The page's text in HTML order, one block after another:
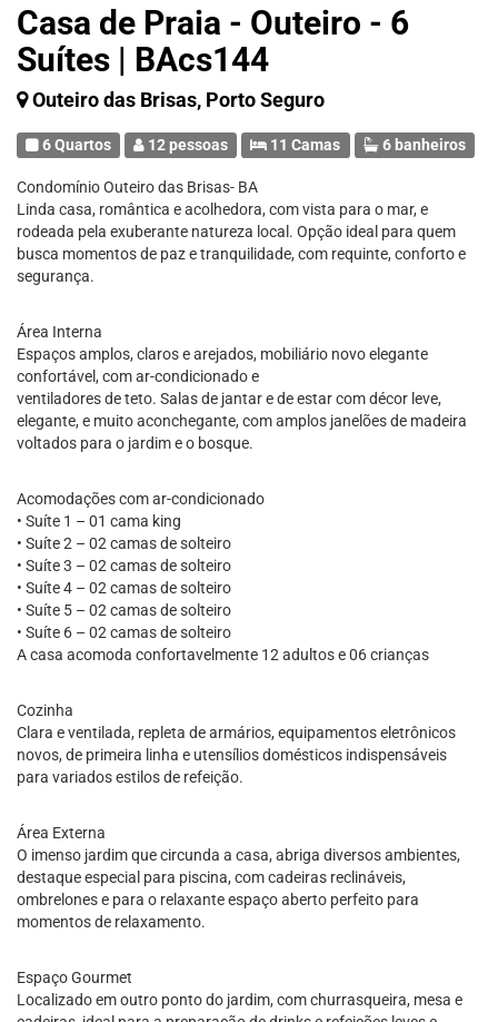
Casa de Praia - Outeiro - 6
Suítes | BAcs144
Outeiro das Brisas, Porto Seguro
6 Quartos 12 pessoas 11 Camas 6 banheiros
Condomínio Outeiro das Brisas- BA
Linda casa, romântica e acolhedora, com vista para o mar, e
rodeada pela exuberante natureza local. Opção ideal para quem
busca momentos de paz e tranquilidade, com requinte, conforto e
segurança.
Área Interna
Espaços amplos, claros e arejados, mobiliário novo elegante
confortável, com ar-condicionado e
ventiladores de teto. Salas de jantar e de estar com décor leve,
elegante, e muito aconchegante, com amplos janelões de madeira
voltados para o jardim e o bosque.
Acomodações com ar-condicionado
• Suíte 1 – 01 cama king
• Suíte 2 – 02 camas de solteiro
• Suíte 3 – 02 camas de solteiro
• Suíte 4 – 02 camas de solteiro
• Suíte 5 – 02 camas de solteiro
• Suíte 6 – 02 camas de solteiro
A casa acomoda confortavelmente 12 adultos e 06 crianças
Cozinha
Clara e ventilada, repleta de armários, equipamentos eletrônicos
novos, de primeira linha e utensílios domésticos indispensáveis
para variados estilos de refeição.
Área Externa
O imenso jardim que circunda a casa, abriga diversos ambientes,
destaque especial para piscina, com cadeiras reclináveis,
ombrelones e para o relaxante espaço aberto perfeito para
momentos de relaxamento.
Espaço Gourmet
Localizado em outro ponto do jardim, com churrasqueira, mesa e